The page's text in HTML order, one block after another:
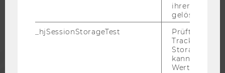
ALUMNI
ihrer
gelöscht.
_hjSessionStorageTest
Prüft, ob der
Tracking
Storage
kann. Wenn
Wert von 1